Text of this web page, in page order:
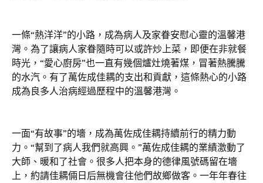
一條“熱洋洋”的小路，成為病人及家眷安慰心靈的溫馨港
灣。為了讓病人家眷隨時可以或許炒上菜，即便在非就餐
時光，“愛心廚房”也一直有幾個爐灶燒著煤，冒著熱騰騰
的水汽。有了萬佐成佳耦的支出和貢獻，這條熱心的小路
成為良多人治病經過歷程中的溫馨港灣。
一面“有故事”的墻，成為萬佐成佳耦持續前行的精力動
力。“幫到了病人我們就高興。”萬佐成佳耦的業績激動了
大師、暖和了社會。很多人把本身的德律風號碼留在墻
上，約請佳耦倆日后無機會往他們故鄉做客。一年年春往